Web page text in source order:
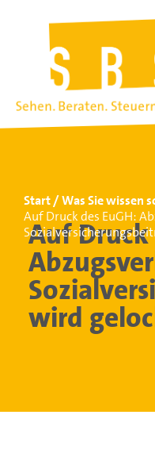
Start
Was Sie wissen
Auf Druck des EuGH:
Auf Druck
wird